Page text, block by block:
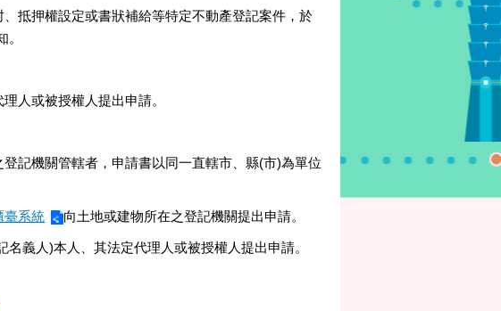
抵押權設定或書狀補給等特定不動產登記案件，於
人或被授權人提出申請。
記機關管轄者，申請書以同一直轄市、縣(市)為單位
臺系統 向土地或建物所在之登記機關提出申請。
義人)本人、其法定代理人或被授權人提出申請。